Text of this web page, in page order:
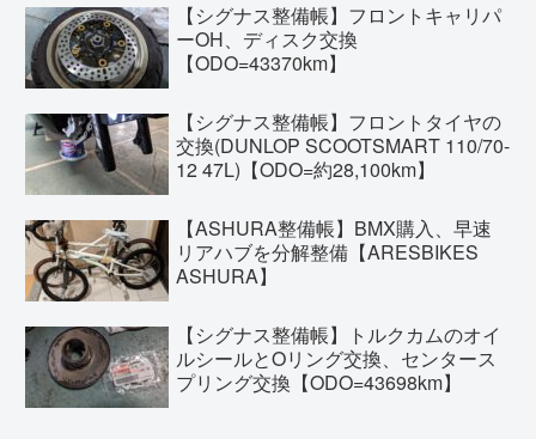
【シグナス整備帳】フロントキャリパ
ーOH、ディスク交換
【ODO=43370km】
【シグナス整備帳】フロントタイヤの
交換(DUNLOP SCOOTSMART 110/70-
12 47L)【ODO=約28,100km】
【ASHURA整備帳】BMX購入、早速
リアハブを分解整備【ARESBIKES
ASHURA】
【シグナス整備帳】トルクカムのオイ
ルシールとOリング交換、センタース
プリング交換【ODO=43698km】